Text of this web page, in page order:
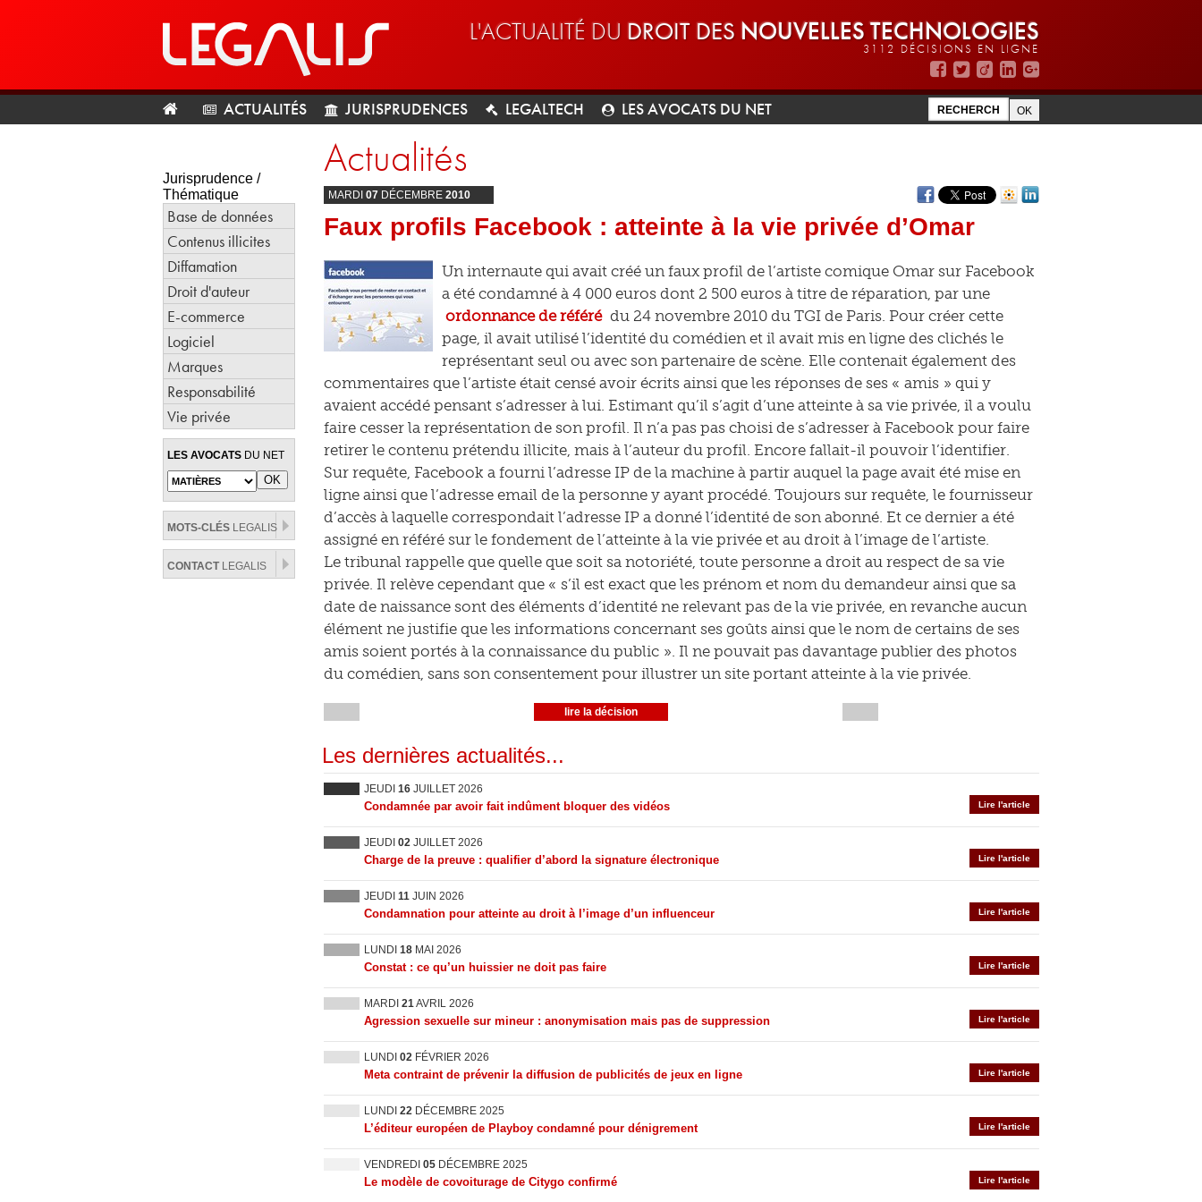
L'ACTUALITÉ DU DROIT DES NOUVELLES TECHNOLOGIES
3112 DÉCISIONS EN LIGNE
ACTUALITÉS JURISPRUDENCES LEGALTECH LES AVOCATS DU NET
Jurisprudence /
Thématique
Base de données
Contenus illicites
Diffamation
Droit d'auteur
E-commerce
Logiciel
Marques
Responsabilité
Vie privée
LES AVOCATS DU NET
MOTS-CLÉS LEGALIS
CONTACTLEGALIS
Actualités
MARDI 07 DÉCEMBRE 2010
Faux profils Facebook : atteinte à la vie privée d’Omar
Un internaute qui avait créé un faux profil de l’artiste comique Omar sur Facebook
a été condamné à 4 000 euros dont 2 500 euros à titre de réparation, par une
ordonnance de référé du 24 novembre 2010 du TGI de Paris. Pour créer cette
page, il avait utilisé l’identité du comédien et il avait mis en ligne des clichés le
représentant seul ou avec son partenaire de scène. Elle contenait également des
commentaires que l’artiste était censé avoir écrits ainsi que les réponses de ses « amis » qui y
avaient accédé pensant s’adresser à lui. Estimant qu’il s’agit d’une atteinte à sa vie privée, il a voulu
faire cesser la représentation de son profil. Il n’a pas pas choisi de s’adresser à Facebook pour faire
retirer le contenu prétendu illicite, mais à l’auteur du profil. Encore fallait-il pouvoir l’identifier.
Sur requête, Facebook a fourni l’adresse IP de la machine à partir auquel la page avait été mise en
ligne ainsi que l’adresse email de la personne y ayant procédé. Toujours sur requête, le fournisseur
d’accès à laquelle correspondait l’adresse IP a donné l’identité de son abonné. Et ce dernier a été
assigné en référé sur le fondement de l’atteinte à la vie privée et au droit à l’image de l’artiste.
Le tribunal rappelle que quelle que soit sa notoriété, toute personne a droit au respect de sa vie
privée. Il relève cependant que « s’il est exact que les prénom et nom du demandeur ainsi que sa
date de naissance sont des éléments d’identité ne relevant pas de la vie privée, en revanche aucun
élément ne justifie que les informations concernant ses goûts ainsi que le nom de certains de ses
amis soient portés à la connaissance du public ». Il ne pouvait pas davantage publier des photos
du comédien, sans son consentement pour illustrer un site portant atteinte à la vie privée.
lire la décision
Les dernières actualités...
JEUDI 16 JUILLET 2026
Lire l'article
Condamnée par avoir fait indûment bloquer des vidéos
JEUDI 02 JUILLET 2026
Lire l'article
Charge de la preuve : qualifier d’abord la signature électronique
JEUDI 11 JUIN 2026
Lire l'article
Condamnation pour atteinte au droit à l’image d’un influenceur
LUNDI 18 MAI 2026
Lire l'article
Constat : ce qu’un huissier ne doit pas faire
MARDI 21AVRIL 2026
Lire l'article
Agression sexuelle sur mineur : anonymisation mais pas de suppression
LUNDI 02 FÉVRIER 2026
Lire l'article
Meta contraint de prévenir la diffusion de publicités de jeux en ligne
LUNDI 22 DÉCEMBRE 2025
Lire l'article
L’éditeur européen de Playboy condamné pour dénigrement
VENDREDI 05 DÉCEMBRE 2025
Lire l'article
Le modèle de covoiturage de Citygo confirmé